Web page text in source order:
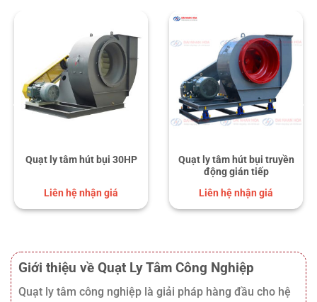
Quạt ly tâm hút bụi 30HP
Liên hệ nhận giá
Quạt ly tâm hút bụi truyền
động gián tiếp
Liên hệ nhận giá
Giới thiệu về Quạt Ly Tâm Công Nghiệp
Quạt ly tâm công nghiệp là giải pháp hàng đầu cho hệ